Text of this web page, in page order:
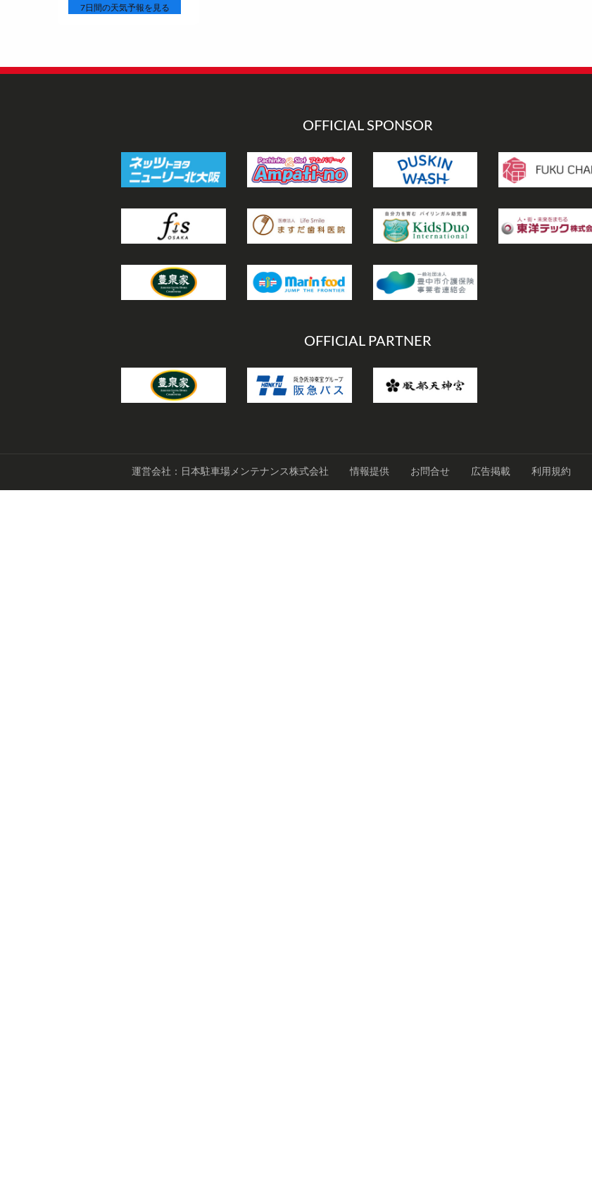
7日間の天気予報を見る
OFFICIAL SPONSOR
OFFICIAL PARTNER
運営会社：日本駐車場メンテナンス株式会社 情報提供 お問合せ 広告掲載 利用規約